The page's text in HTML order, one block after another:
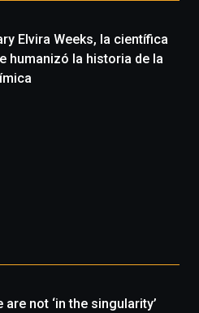
Elvira Weeks, la científica
humanizó la historia de la
are not ‘in the singularity’